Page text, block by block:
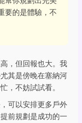
要的是體驗，不
，但回報也大。我
其是傍晚在塞納河
，不妨試試看。
可以安排更多戶外
前規劃是成功的一